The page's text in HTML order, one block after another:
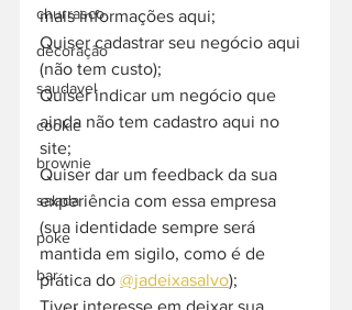
churrasco
decoração
saudavel
cookie
brownie
salada
poke
bar
mais informações aqui;
Quiser cadastrar seu negócio aqui
(não tem custo);
Quiser indicar um negócio que
ainda não tem cadastro aqui no
site;
Quiser dar um feedback da sua
experiência com essa empresa
(sua identidade sempre será
mantida em sigilo, como é de
prática do @jadeixasalvo);
Tiver interesse em deixar sua